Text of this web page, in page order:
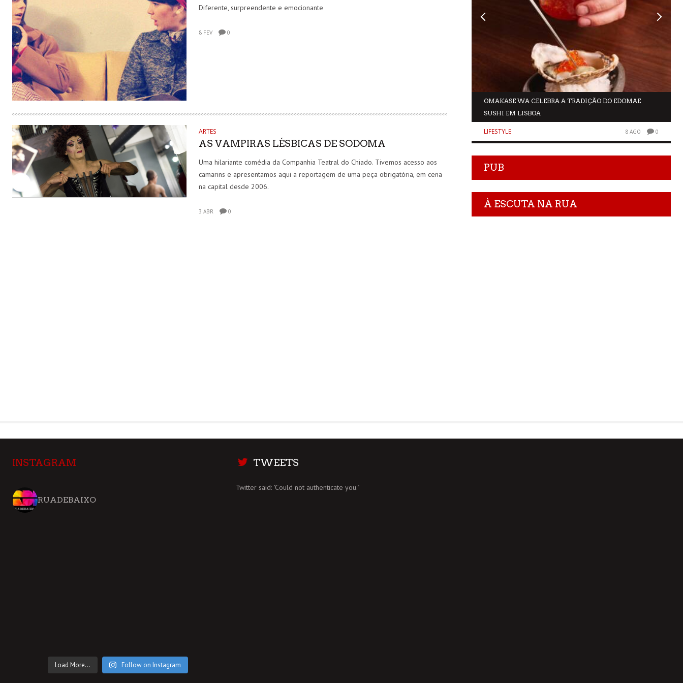
Diferente, surpreendente e emocionante
8 FEV 0
ARTES
AS VAMPIRAS LÉSBICAS DE SODOMA
Uma hilariante comédia da Companhia Teatral do Chiado. Tivemos acesso aos
camarins e apresentamos aqui a reportagem de uma peça obrigatória, em cena
na capital desde 2006.
3 ABR 0
OMAKASE WA CELEBRA A TRADIÇÃO DO EDOMAE
SUSHI EM LISBOA
LIFESTYLE 8 AGO 0
FEIRA
PUB
À ESCUTA NA RUA
INSTAGRAM
RUADEBAIXO
Load More... Follow on Instagram
TWEETS
Twitter said: "Could not authenticate you."